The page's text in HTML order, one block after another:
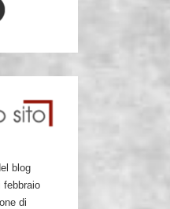
blog
febbraio
di